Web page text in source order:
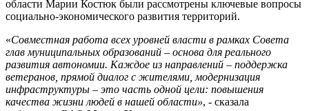
области Марии Костюк были рассмотрены ключевые вопросы
социально-экономического развития территорий.
«Совместная работа всех уровней власти в рамках Совета
глав муниципальных образований – основа для реального
развития автономии. Каждое из направлений – поддержка
ветеранов, прямой диалог с жителями, модернизация
инфраструктуры – это часть одной цели: повышения
качества жизни людей в нашей области», - сказала